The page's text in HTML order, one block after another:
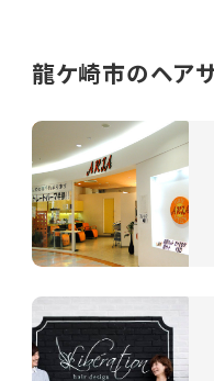
龍ケ崎市のヘア